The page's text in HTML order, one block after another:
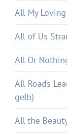
All My Loving
All of Us
All Or
All Roads
gelb)
All the